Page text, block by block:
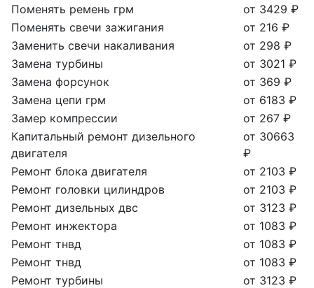
Поменять ремень грм
от 3429 ₽
Поменять свечи зажигания
от 216 ₽
Заменить свечи накаливания
от 298 ₽
Замена турбины
от 3021 ₽
Замена форсунок
от 369 ₽
Замена цепи грм
от 6183 ₽
Замер компрессии
от 267 ₽
Капитальный ремонт дизельного
двигателя
от 30663
₽
Ремонт блока двигателя
от 2103 ₽
Ремонт головки цилиндров
от 2103 ₽
Ремонт дизельных двс
от 3123 ₽
Ремонт инжектора
от 1083 ₽
Ремонт тнвд
от 1083 ₽
Ремонт тнвд
от 1083 ₽
Ремонт турбины
от 3123 ₽